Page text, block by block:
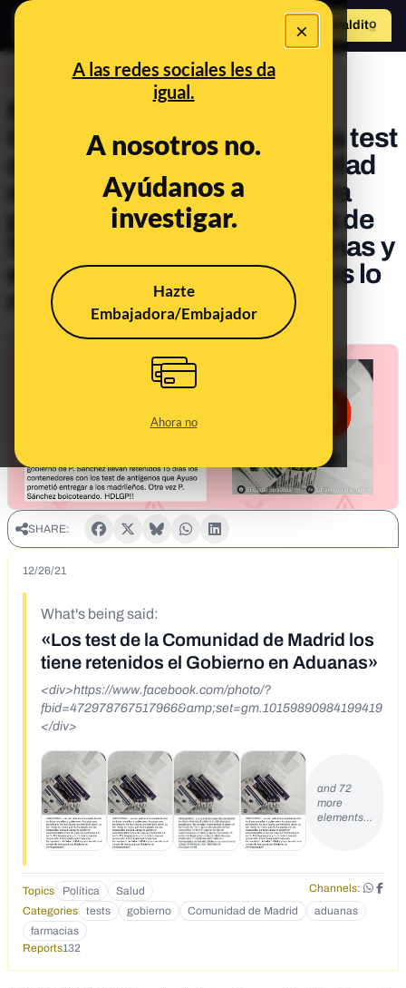
×
A las redes sociales les da
igual.
A nosotros no.
Ayúdanos a
investigar.
Hazte
Embajadora/Embajador
Ahora no
Hazte Maldito
El bulo que asegura que el
Gobierno central retiene los test
de antígenos de la Comunidad
de Madrid en Aduanas “para
perjudicarla”: la Consejería de
Sanidad de la región, Aduanas y
el Colegio de Farmacéuticos lo
niegan
Publicado elDec 27, 2021, 3:50:36 PM
SHARE:
12/26/21
What's being said:
«Los test de la Comunidad de Madrid los
tiene retenidos el Gobierno en Aduanas»
<div>https://www.facebook.com/photo/?
fbid=472978767517966&amp;set=gm.10159890984199419
</div>
and 72
more
elements…
Topics Política Salud
Channels:
Categories
tests gobierno Comunidad de Madrid
aduanas
farmacias
Reports132